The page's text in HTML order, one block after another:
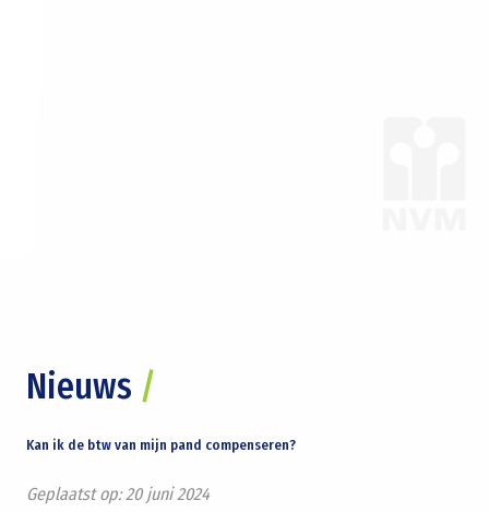
Nieuws /
Kan ik de btw van mijn pand compenseren?
Geplaatst op:20 juni 2024